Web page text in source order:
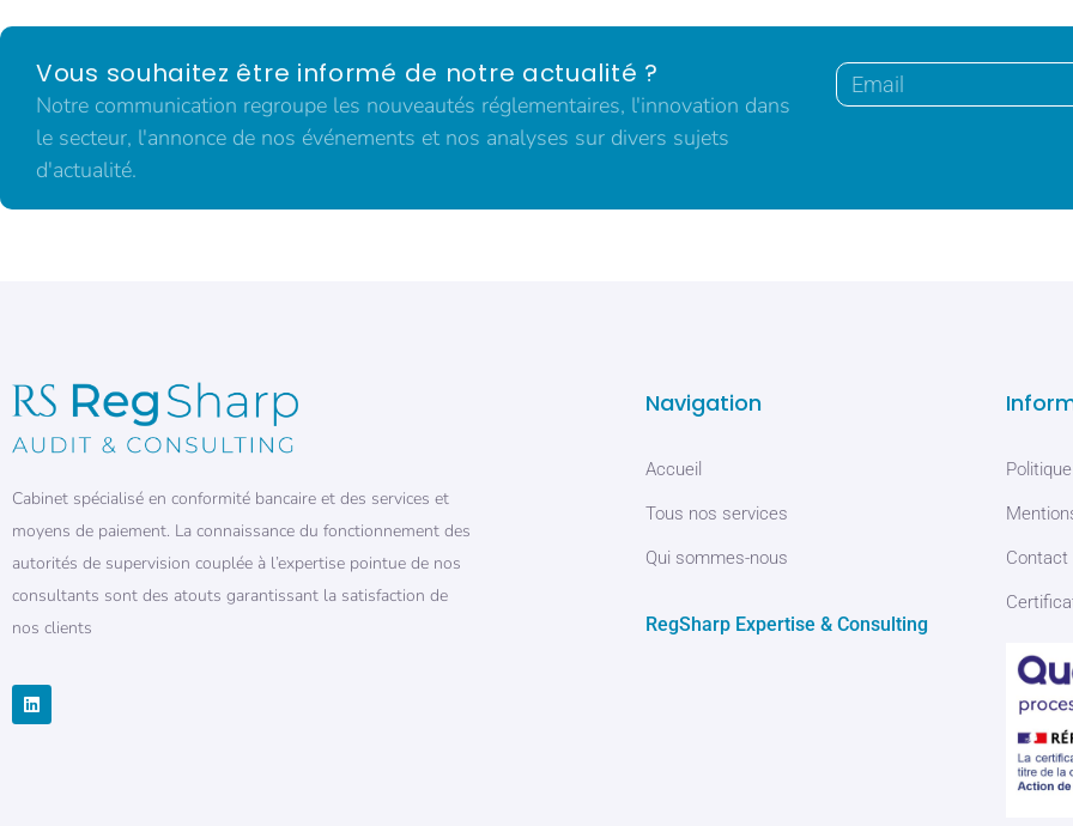
Vous souhaitez être informé de notre actualité ?
Notre communication regroupe les nouveautés réglementaires, l'innovation dans
le secteur, l'annonce de nos événements et nos analyses sur divers sujets
d'actualité.
Cabinet spécialisé en conformité bancaire et des services et
moyens de paiement. La connaissance du fonctionnement des
autorités de supervision couplée à l’expertise pointue de nos
consultants sont des atouts garantissant la satisfaction de
nos clients
Navigation
Accueil
Tous nos services
Qui sommes-nous
RegSharp Expertise & Consulting
Contact